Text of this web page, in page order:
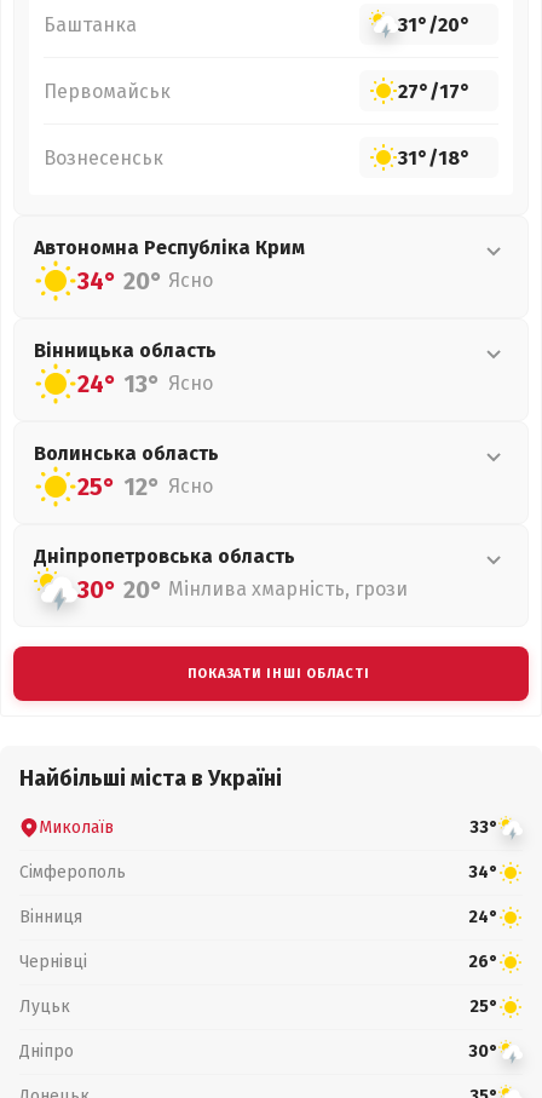
Баштанка 31°/20°
Первомайськ 27°/17°
Вознесенськ 31°/18°
Автономна Республіка Крим
34° 20° Ясно
Вінницька область
24° 13° Ясно
Волинська область
25° 12° Ясно
Дніпропетровська область
30° 20° Мінлива хмарність, грози
ПОКАЗАТИ ІНШІ ОБЛАСТІ
Найбільші міста в Україні
Миколаїв 33°
Сімферополь 34°
Вінниця 24°
Чернівці 26°
Луцьк 25°
Дніпро 30°